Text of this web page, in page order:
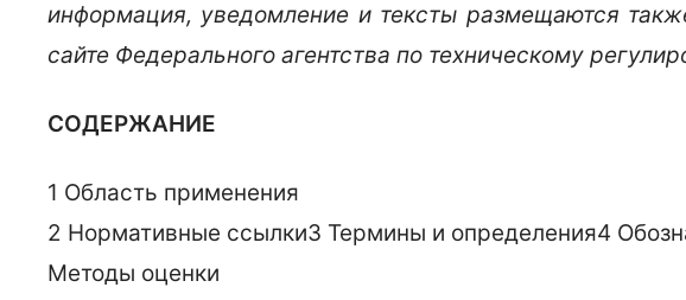
информация, уведомление и тексты размещаются
сайте Федерального агентства по техническому
СОДЕРЖАНИЕ
1 Область применения
2 Нормативные ссылки3 Термины и определения4
Методы оценки